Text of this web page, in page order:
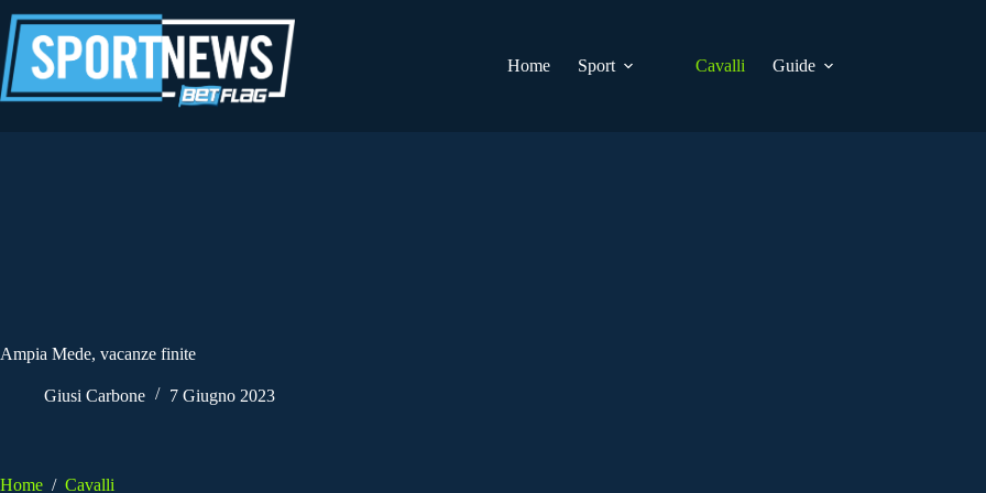
al
contenuto
Home
Sport Cavalli Guide
Ampia Mede, vacanze finite
Giusi Carbone 7 Giugno 2023
Home / Cavalli